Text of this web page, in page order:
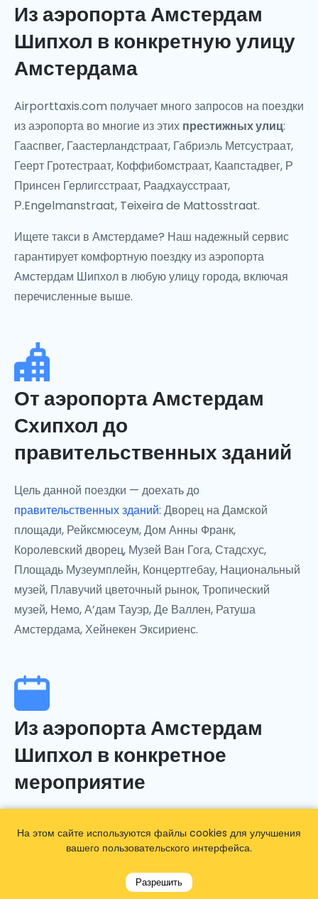
Из аэропорта Амстердам
Шипхол в конкретную улицу
Амстердама
Airporttaxis.com получает много запросов на поездки
из аэропорта во многие из этих престижных улиц:
Гааспвег, Гаастерландстраат, Габриэль Метсустраат,
Геерт Гротестраат, Коффибомстраат, Каапстадвег, Р
Принсен Герлигсстраат, Раадхаусстраат,
Р.Engelmanstraat, Teixeira de Mattosstraat.
Ищете такси в Амстердаме? Наш надежный сервис
гарантирует комфортную поездку из аэропорта
Амстердам Шипхол в любую улицу города, включая
перечисленные выше.
От аэропорта Амстердам
Схипхол до
правительственных зданий
Цель данной поездки — доехать до
правительственных зданий: Дворец на Дамской
площади, Рейксмюсеум, Дом Анны Франк,
Королевский дворец, Музей Ван Гога, Стадсхус,
Площадь Музеумплейн, Концертгебау, Национальный
музей, Плавучий цветочный рынок, Тропический
музей, Немо, А’дам Тауэр, Де Валлен, Ратуша
Амстердама, Хейнекен Эксириенс.
Из аэропорта Амстердам
Шипхол в конкретное
мероприятие
мероприятий, таких как Марафон Амстердама,
фестиваль импровизации IMPRO Амстердама,
На этом сайте используются файлы cookies для улучшения
вашего пользовательского интерфейса.
Разрешить